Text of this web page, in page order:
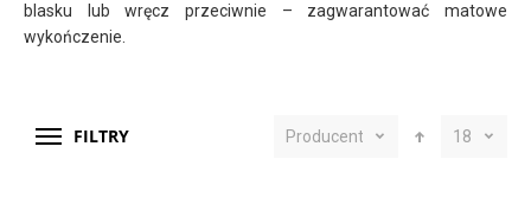
blasku lub wręcz przeciwnie – zagwarantować matowe
wykończenie.
FILTRY Producent 18